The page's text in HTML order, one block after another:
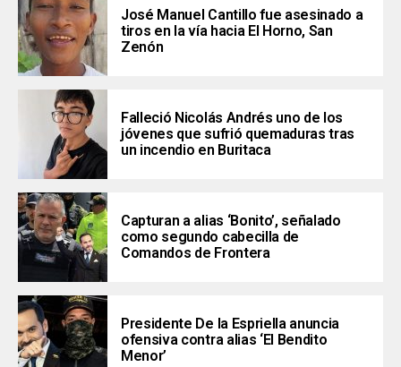
José Manuel Cantillo fue asesinado a
tiros en la vía hacia El Horno, San
Zenón
Falleció Nicolás Andrés uno de los
jóvenes que sufrió quemaduras tras
un incendio en Buritaca
Capturan a alias ‘Bonito’, señalado
como segundo cabecilla de
Comandos de Frontera
Presidente De la Espriella anuncia
ofensiva contra alias ‘El Bendito
Menor’